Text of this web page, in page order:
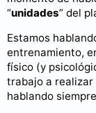
“unidades” del
Estamos
entrenamiento,
físico (y
trabajo a
hablando